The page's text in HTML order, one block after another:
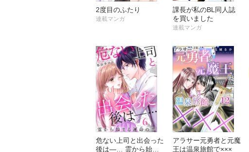
2度目のふたり
連載マンガ
課長が私のBL同人誌
を買いました
連載マンガ
危ない上司と出会った
後は―… 霊から始ま
アラサー元勇者と元魔
王は温泉旅館で×××